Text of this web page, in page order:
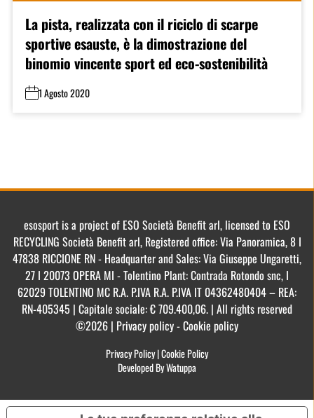
La pista, realizzata con il riciclo di scarpe
sportive esauste, è la dimostrazione del
binomio vincente sport ed eco-sostenibilità
1 Agosto 2020
esosport is a project of ESO Società Benefit arl, licensed to ESO
RECYCLING Società Benefit arl, Registered office: Via Panoramica, 8 I
47838 RICCIONE RN - Headquarter and Sales: Via Giuseppe Ungaretti,
27 I 20073 OPERA MI - Tolentino Plant: Contrada Rotondo snc, I
62029 TOLENTINO MC R.A. P.IVA R.A. P.IVA IT 04362480404 – REA:
RN-405345 | Capitale sociale: € 709.400,06. | All rights reserved
©2026 | Privacy policy - Cookie policy
Privacy Policy|Cookie Policy
Developed By Watuppa